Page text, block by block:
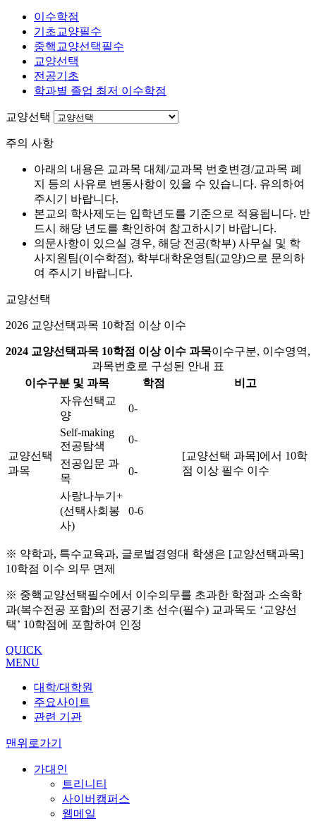
이수학점
기초교양필수
중핵교양선택필수
교양선택
전공기초
학과별 졸업 최저 이수학점
교양선택
주의 사항
아래의 내용은 교과목 대체/교과목 번호변경/교과목 폐
지 등의 사유로 변동사항이 있을 수 있습니다. 유의하여
주시기 바랍니다.
본교의 학사제도는 입학년도를 기준으로 적용됩니다. 반
드시 해당 년도를 확인하여 참고하시기 바랍니다.
의문사항이 있으실 경우, 해당 전공(학부) 사무실 및 학
사지원팀(이수학점), 학부대학운영팀(교양)으로 문의하
여 주시기 바랍니다.
교양선택
2026 교양선택과목 10학점 이상 이수
2024 교양선택과목 10학점 이상 이수 과목이수구분, 이수영역,
과목번호로 구성된 안내 표
이수구분 및 과목
학점 비고
교양선택
과목
자유선택교
양
0-
[교양선택 과목]에서 10학
점 이상 필수 이수
Self-making
전공탐색
0-
전공입문 과
목
0-
사랑나누기+
(선택사회봉
사)
0-6
※ 약학과, 특수교육과, 글로벌경영대 학생은 [교양선택과목]
10학점 이수 의무 면제
※ 중핵교양선택필수에서 이수의무를 초과한 학점과 소속학
과(복수전공 포함)의 전공기초 선수(필수) 교과목도 ‘교양선
택’ 10학점에 포함하여 인정
QUICK
MENU
대학/대학원
주요사이트
관련 기관
맨위로가기
가대인
트리니티
사이버캠퍼스
웹메일